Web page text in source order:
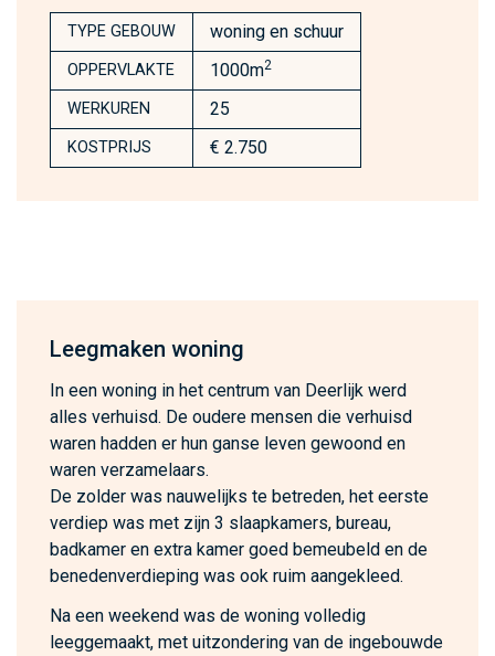
TYPE GEBOUW woning en schuur
OPPERVLAKTE 1000m2
WERKUREN 25
KOSTPRIJS € 2.750
Leegmaken woning
In een woning in het centrum van Deerlijk werd
alles verhuisd. De oudere mensen die verhuisd
waren hadden er hun ganse leven gewoond en
waren verzamelaars.
De zolder was nauwelijks te betreden, het eerste
verdiep was met zijn 3 slaapkamers, bureau,
badkamer en extra kamer goed bemeubeld en de
benedenverdieping was ook ruim aangekleed.
Na een weekend was de woning volledig
leeggemaakt, met uitzondering van de ingebouwde